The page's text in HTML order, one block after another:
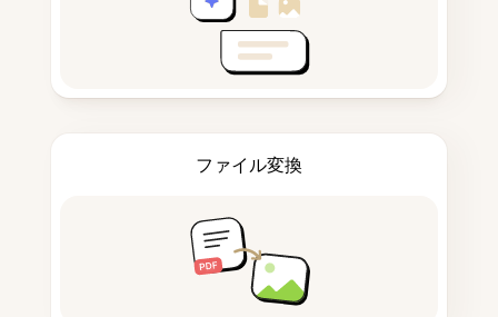
ファイル変換